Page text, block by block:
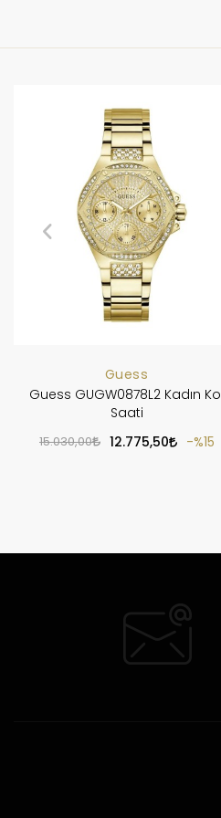
Guess
Guess GUGW0878L2 Kadın Kol
Saati
15.030,00 12.775,50 %15